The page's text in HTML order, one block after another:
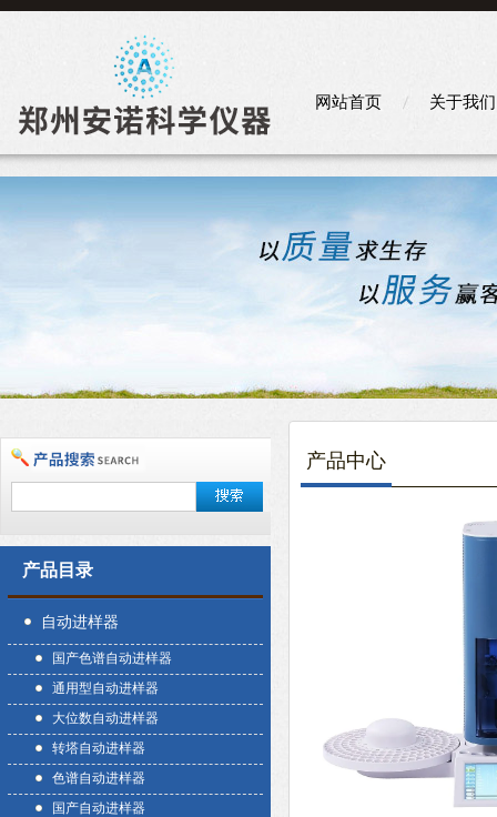
网站首页 关于我们
产品目录
自动进样器
国产色谱自动进样器
通用型自动进样器
大位数自动进样器
转塔自动进样器
色谱自动进样器
国产自动进样器
产品中心